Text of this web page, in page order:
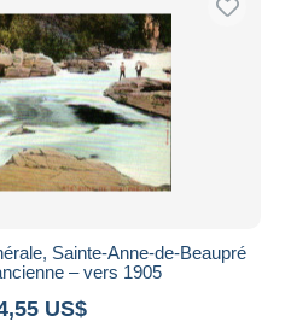
Sainte-Anne-de-Beaupré
– vers 1905
US$